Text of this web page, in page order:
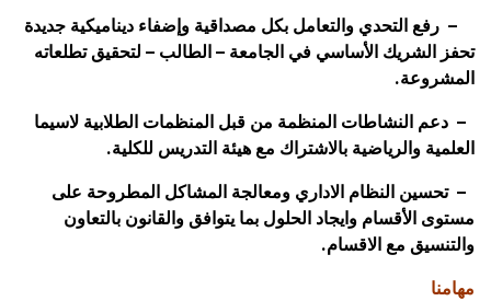
– رفع التحدي والتعامل بكل مصداقية وإضفاء ديناميكية جديدة
تحفز الشريك الأساسي في الجامعة – الطالب – لتحقيق تطلعاته
المشروعة.
– دعم النشاطات المنظمة من قبل المنظمات الطلابية لاسيما
العلمية والرياضية بالاشتراك مع هيئة التدريس للكلية.
–تحسين النظام الاداري ومعالجة المشاكل المطروحة على
مستوى الأقسام وايجاد الحلول بما يتوافق والقانون بالتعاون
والتنسيق مع الاقسام.
مهامنا